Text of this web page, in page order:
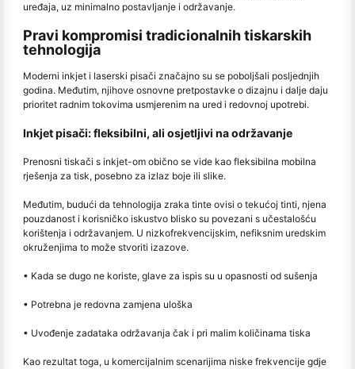
uređaja, uz minimalno postavljanje i održavanje.
Pravi kompromisi tradicionalnih tiskarskih
tehnologija
Moderni inkjet i laserski pisači značajno su se poboljšali posljednjih
godina. Međutim, njihove osnovne pretpostavke o dizajnu i dalje daju
prioritet radnim tokovima usmjerenim na ured i redovnoj upotrebi.
Inkjet pisači: fleksibilni, ali osjetljivi na održavanje
Prenosni tiskači s inkjet-om obično se vide kao fleksibilna mobilna
rješenja za tisk, posebno za izlaz boje ili slike.
Međutim, budući da tehnologija zraka tinte ovisi o tekućoj tinti, njena
pouzdanost i korisničko iskustvo blisko su povezani s učestalošću
korištenja i održavanjem. U nizkofrekvencijskim, nefiksnim uredskim
okruženjima to može stvoriti izazove.
• Kada se dugo ne koriste, glave za ispis su u opasnosti od sušenja
• Potrebna je redovna zamjena uloška
• Uvođenje zadataka održavanja čak i pri malim količinama tiska
Kao rezultat toga, u komercijalnim scenarijima niske frekvencije gdje